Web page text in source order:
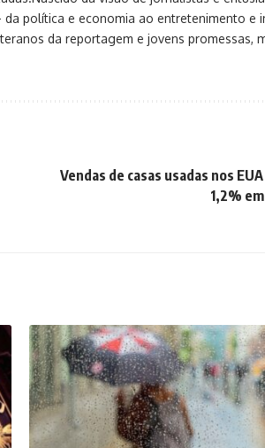
política e economia ao entretenimento e
da reportagem e jovens promessas,
Vendas de casas usadas nos
1,2%